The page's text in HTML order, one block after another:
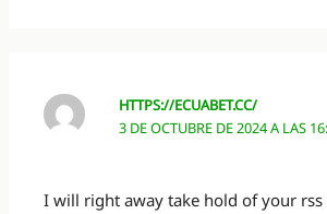
HTTPS://ECUABET.CC/
3 DE OCTUBRE DE 2024 A LAS
I will right away take hold of your rss